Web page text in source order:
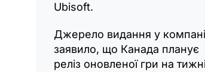
Ubisoft.
Джерело видання у
заявило, що Канада планує
реліз оновленої гри на